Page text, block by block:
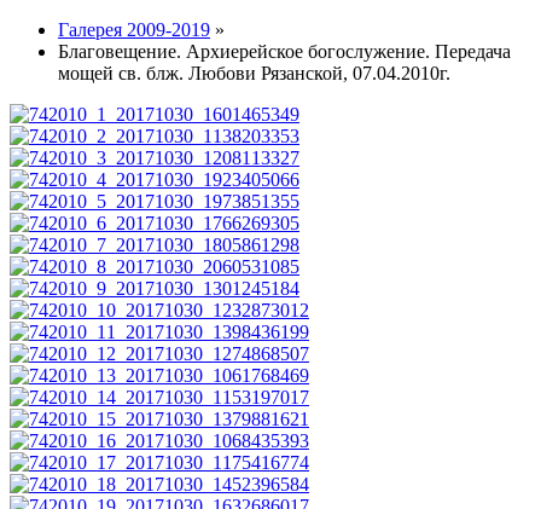
Галерея 2009-2019 »
Благовещение. Архиерейское богослужение. Передача
мощей св. блж. Любови Рязанской, 07.04.2010г.